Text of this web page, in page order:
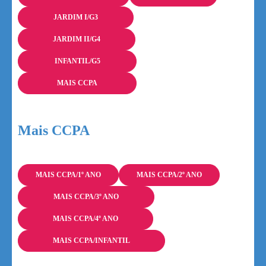
JARDIM I/G3
JARDIM II/G4
INFANTIL/G5
MAIS CCPA
Mais CCPA
MAIS CCPA/1º ANO MAIS CCPA/2º ANO
MAIS CCPA/3º ANO
MAIS CCPA/4º ANO
MAIS CCPA/INFANTIL